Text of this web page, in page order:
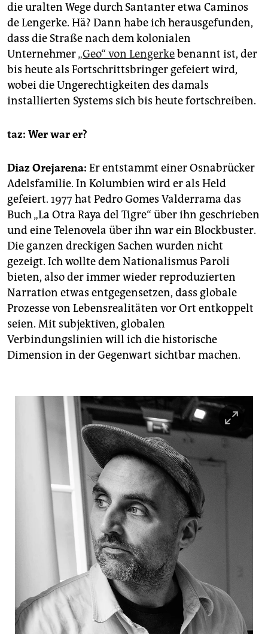
die uralten Wege durch Santanter etwa Caminos
de Lengerke. Hä? Dann habe ich herausgefunden,
dass die Straße nach dem kolonialen
Unternehmer„Geo“ von Lengerkebenannt ist, der
bis heute als Fortschrittsbringer gefeiert wird,
wobei die Ungerechtigkeiten des damals
installierten Systems sich bis heute fortschreiben.
taz: Wer war er?
Diaz Orejarena: Er entstammt einer Osnabrücker
Adelsfamilie. In Kolumbien wird er als Held
gefeiert. 1977 hat Pedro Gomes Valderrama das
Buch „La Otra Raya del Tigre“ über ihn geschrieben
und eine Telenovela über ihn war ein Blockbuster.
Die ganzen dreckigen Sachen wurden nicht
gezeigt. Ich wollte dem Nationalismus Paroli
bieten, also der immer wieder reproduzierten
Narration etwas entgegensetzen, dass globale
Prozesse von Lebensrealitäten vor Ort entkoppelt
seien. Mit subjektiven, globalen
Verbindungslinien will ich die historische
Dimension in der Gegenwart sichtbar machen.